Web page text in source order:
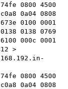
0800 4500
0a04 0808
0100 0001
0138 0769
000c 0001
>
0800 4500
0a04 0808